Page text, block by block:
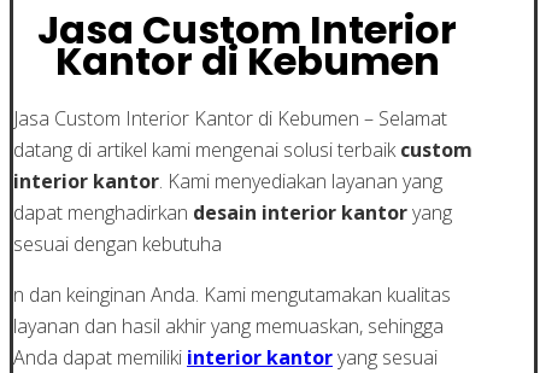
Jasa Custom Interior
Kantor di Kebumen
Jasa Custom Interior Kantor di Kebumen – Selamat
datang di artikel kami mengenai solusi terbaikcustom
interior kantor. Kami menyediakan layanan yang
dapat menghadirkan desain interior kantoryang
sesuai dengan kebutuha
n dan keinginan Anda. Kami mengutamakan kualitas
layanan dan hasil akhir yang memuaskan, sehingga
Anda dapat memiliki interior kantoryang sesuai